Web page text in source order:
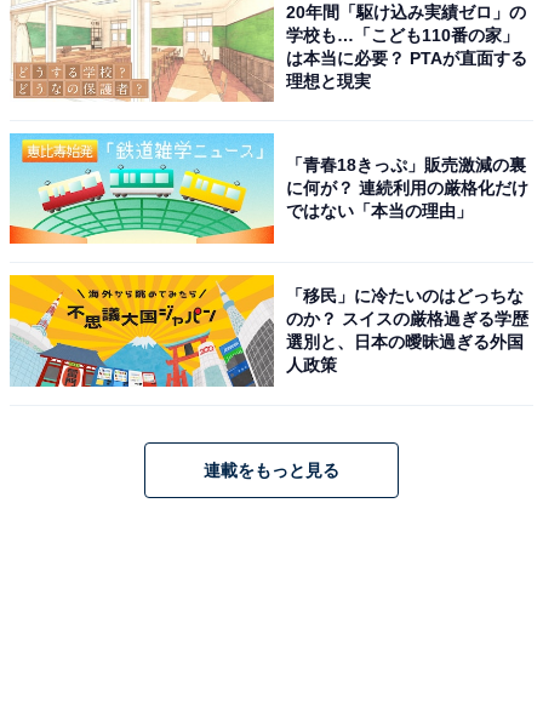
天童温泉 ほほえみの宿 滝の湯（画像：「天童温泉 ほほえみの宿 滝の湯」公
式Webサイトより）
「天童温泉 ほほえみの宿 滝の湯」は、山形県天童市に位
広々とした「大浴場・露天風呂」では名湯を堪能でき、
食事は「山形牛」や「自家農園有機野菜」を中心とした
20年間「駆け込み実績ゼロ」の
学校も…「こども110番の家」
は本当に必要？ PTAが直面する
理想と現実
「青春18きっぷ」販売激減の裏
に何が？ 連続利用の厳格化だけ
ではない「本当の理由」
「移民」に冷たいのはどっちな
のか？ スイスの厳格過ぎる学歴
選別と、日本の曖昧過ぎる外国
人政策
連載をもっと見る